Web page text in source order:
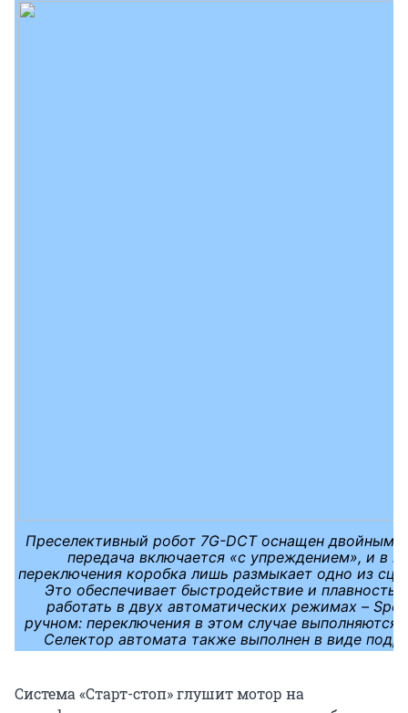
Преселективный робот 7G-DCT оснащен двойным
передача включается «с упреждением», и в
переключения коробка лишь размыкает одно из
Это обеспечивает быстродействие и
работать в двух автоматических режимах –
ручном: переключения в этом случае выполняются
Селектор автомата также выполнен в виде
Система «Старт-стоп» глушит мотор на